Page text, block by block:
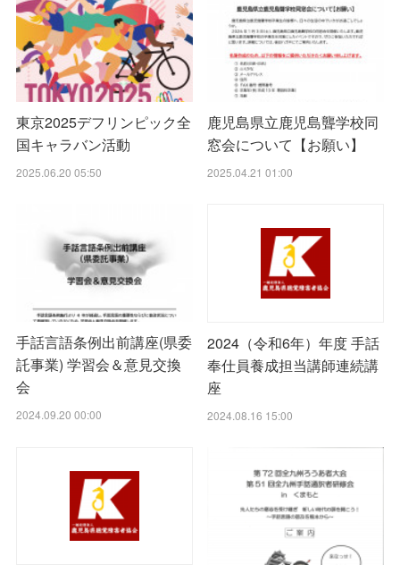
東京2025デフリンピック全
国キャラバン活動
2025.06.20 05:50
鹿児島県立鹿児島聾学校同
窓会について【お願い】
2025.04.21 01:00
手話言語条例出前講座(県委
託事業) 学習会＆意見交換
会
2024.09.20 00:00
2024（令和6年）年度 手話
奉仕員養成担当講師連続講
座
2024.08.16 15:00